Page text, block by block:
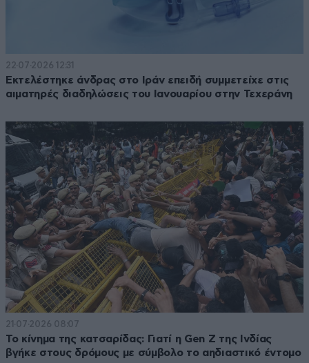
22·07·2026 12:31
Εκτελέστηκε άνδρας στο Ιράν επειδή συμμετείχε στις
αιματηρές διαδηλώσεις του Ιανουαρίου στην Τεχεράνη
21·07·2026 08:07
Το κίνημα της κατσαρίδας: Γιατί η Gen Z της Ινδίας
βγήκε στους δρόμους με σύμβολο το αηδιαστικό έντομο